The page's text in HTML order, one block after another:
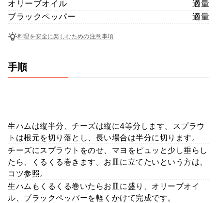
オリーブオイル
適量
ブラックペッパー
適量
料理を安全に楽しむための注意事項
手順
生ハムは縦半分、チーズは縦に4等分します。スプラウ
トは根元を切り落とし、長い場合は半分に切ります。
チーズにスプラウトをのせ、マヨをピュッと少し垂らし
たら、くるくる巻きます。お皿に立てたいという方は、
コツ参照。
生ハムもくるくる巻いたらお皿に盛り、オリーブオイ
ル、ブラックペッパーを軽くかけて完成です。